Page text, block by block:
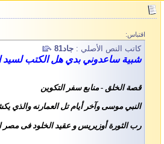
اقتباس:
كاتب النص الأصلي : جاد81
شبية ساعدوني بدي هل الكتب لسيد
قصة الخلق - منابع سفر التكوين
النبي موسى وآخر أيام تل العمارنه والذي
رب الثورة أوزيريس و عقيد الخلود فى مصر